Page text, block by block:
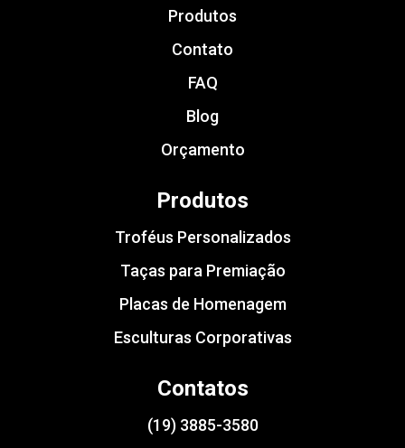
Produtos
Contato
FAQ
Blog
Orçamento
Produtos
Troféus Personalizados
Taças para Premiação
Placas de Homenagem
Esculturas Corporativas
Contatos
(19) 3885-3580